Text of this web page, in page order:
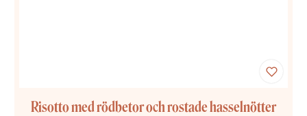
Risotto med rödbetor och rostade hasselnötter